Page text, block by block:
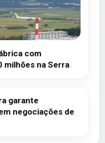
com
milhões na Serra
garante
negociações de